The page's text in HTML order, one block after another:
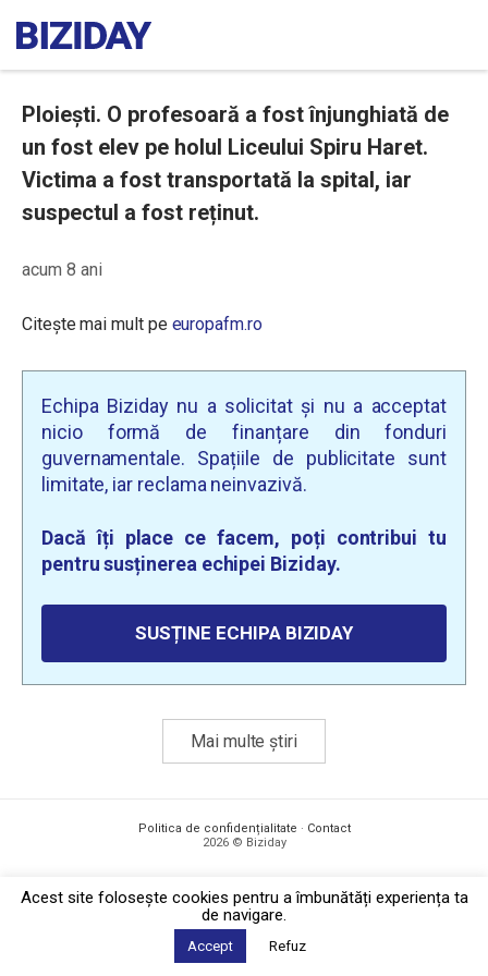
Ploiești. O profesoară a fost înjunghiată de
un fost elev pe holul Liceului Spiru Haret.
Victima a fost transportată la spital, iar
suspectul a fost reținut.
acum 8 ani
Citește mai mult pe europafm.ro
Echipa Biziday nu a solicitat și nu a acceptat
nicio formă de finanțare din fonduri
guvernamentale. Spațiile de publicitate sunt
limitate, iar reclama neinvazivă.
Dacă îți place ce facem, poți contribui tu
pentru susținerea echipei Biziday.
SUSȚINE ECHIPA BIZIDAY
Mai multe știri
Politica de confidențialitate · Contact
2026 © Biziday
Acest site foloseşte cookies pentru a îmbunătăți experiența ta
de navigare.
Accept Refuz